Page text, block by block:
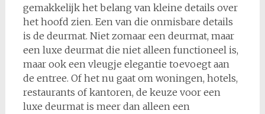
gemakkelijk het belang van kleine details over
het hoofd zien. Een van die onmisbare details
is de deurmat. Niet zomaar een deurmat, maar
een luxe deurmat die niet alleen functioneel is,
maar ook een vleugje elegantie toevoegt aan
de entree. Of het nu gaat om woningen, hotels,
restaurants of kantoren, de keuze voor een
luxe deurmat is meer dan alleen een